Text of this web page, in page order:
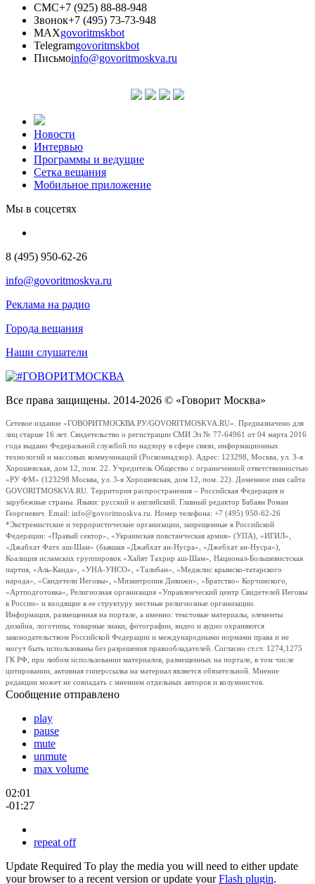
СМС+7 (925) 88-88-948
Звонок+7 (495) 73-73-948
MAXgovoritmskbot
Telegramgovoritmskbot
Письмоinfo@govoritmoskva.ru
Новости
Интервью
Программы и ведущие
Сетка вещания
Мобильное приложение
Мы в соцсетях
8 (495) 950-62-26
info@govoritmoskva.ru
Реклама на радио
Города вещания
Наши слушатели
Все права защищены. 2014-2026 © «Говорит Москва»
Сетевое издание «ГОВОРИТМОСКВА.РУ/GOVORITMOSKVA.RU». Предназначено для
лиц старше 16 лет. Свидетельство о регистрации СМИ Эл № 77-64961 от 04 марта 2016
года выдано Федеральной службой по надзору в сфере связи, информационных
технологий и массовых коммуникаций (Роскомнадзор). Адрес: 123298, Москва, ул. 3-я
Хорошевская, дом 12, пом. 22. Учредитель Общество с ограниченной ответственностью
«РУ ФМ» (123298 Москва, ул. 3-я Хорошевская, дом 12, пом. 22). Доменное имя сайта
GOVORITMOSKVA.RU. Территория распространения – Российская Федерация и
зарубежные страны. Языки: русский и английский. Главный редактор Бабаян Роман
Георгиевич. Email: info@govoritmoskva.ru. Номер телефона: +7 (495) 950-62-26
*Экстремистские и террористические организации, запрещенные в Российской
Федерации: «Правый сектор», «Украинская повстанческая армия» (УПА), «ИГИЛ»,
«Джабхат Фатх аш-Шам» (бывшая «Джабхат ан-Нусра», «Джебхат ан-Нусра»),
Коалиция исламских группировок «Хайят Тахрир аш-Шам», Национал-Большевистская
партия, «Аль-Каида», «УНА-УНСО», «Талибан», «Меджлис крымско-татарского
народа», «Свидетели Иеговы», «Мизантропик Дивижн», «Братство» Корчинского,
«Артподготовка», Религиозная организация «Управленческий центр Свидетелей Иеговы
в России» и входящие в ее структуру местные религиозные организации.
Информация, размещенная на портале, а именно: текстовые материалы, элементы
дизайна, логотипы, товарные знаки, фотографии, видео и аудио охраняются
законодательством Российской Федерации и международными нормами права и не
могут быть использованы без разрешения правообладателей. Согласно ст.ст. 1274,1275
ГК РФ, при любом использовании материалов, размещенных на портале, в том числе
цитировании, активная гиперссылка на материал является обязательной. Мнение
редакции может не совпадать с мнением отдельных авторов и колумнистов.
Сообщение отправлено
play
pause
mute
unmute
max volume
02:01
-01:27
repeat off
Update Required To play the media you will need to either update
your browser to a recent version or update yourFlash plugin.